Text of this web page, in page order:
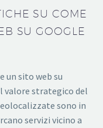
SU COME
SU GOOGLE
un sito web su
valore strategico del
sono in
servizi vicino a